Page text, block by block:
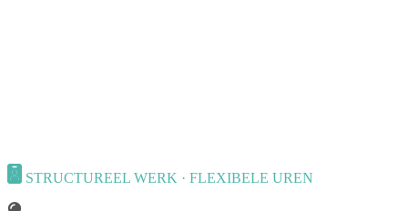
STRUCTUREEL WERK · FLEXIBELE UREN